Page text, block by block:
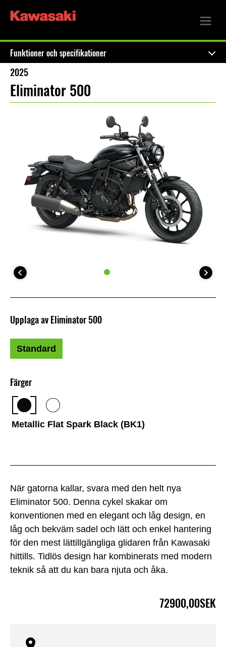
Funktioner och specifikationer
2025
Eliminator 500
När gatorna kallar, svara med den helt nya
Eliminator 500. Denna cykel skakar om
konventionen med en elegant och låg design, en
låg och bekväm sadel och lätt och enkel hantering
för den mest lättillgängliga glidaren från Kawasaki
hittills. Tidlös design har kombinerats med modern
teknik så att du kan bara njuta och åka.
72900,00SEK
Färger
Metallic Flat Spark Black (BK1)
Upplaga av Eliminator 500
Standard